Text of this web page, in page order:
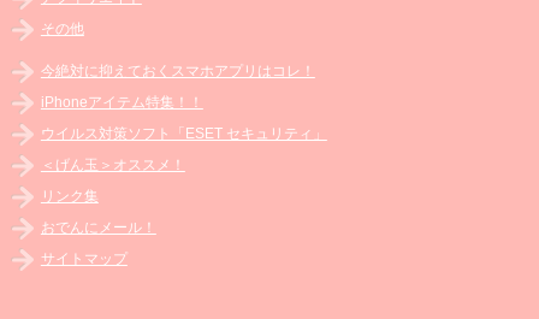
その他
今絶対に抑えておくスマホアプリはコレ！
iPhoneアイテム特集！！
ウイルス対策ソフト「ESET セキュリティ」
＜げん玉＞オススメ！
リンク集
おでんにメール！
サイトマップ